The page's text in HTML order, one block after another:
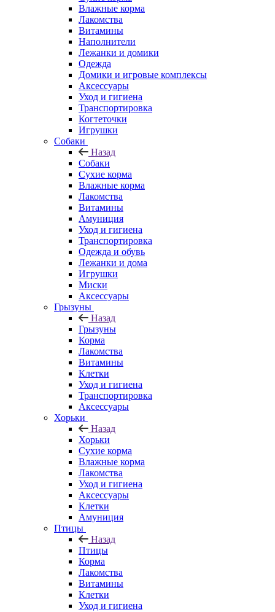
Влажные корма
Лакомства
Витамины
Наполнители
Лежанки и домики
Одежда
Домики и игровые комплексы
Аксессуары
Уход и гигиена
Транспортировка
Когтеточки
Игрушки
Собаки
Назад
Собаки
Сухие корма
Влажные корма
Лакомства
Витамины
Амуниция
Уход и гигиена
Транспортировка
Одежда и обувь
Лежанки и дома
Игрушки
Миски
Аксессуары
Грызуны
Назад
Грызуны
Корма
Лакомства
Витамины
Клетки
Уход и гигиена
Транспортировка
Аксессуары
Хорьки
Назад
Хорьки
Сухие корма
Влажные корма
Лакомства
Уход и гигиена
Аксессуары
Клетки
Амуниция
Птицы
Назад
Птицы
Корма
Лакомства
Витамины
Клетки
Уход и гигиена